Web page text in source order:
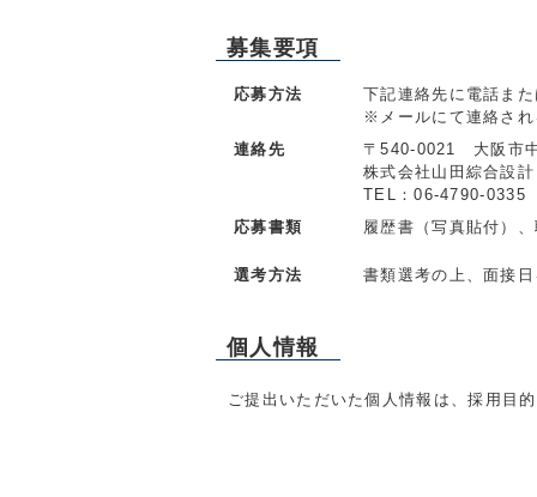
募集要項
応募方法
下記連絡先に電話ま
※メールにて連絡さ
連絡先
〒540-0021 大阪市
株式会社山田綜合設
TEL：06-4790-
応募書類
履歴書（写真貼付）
選考方法 書類選考の上、面接
個人情報
ご提出いただいた個人情報は、採用目